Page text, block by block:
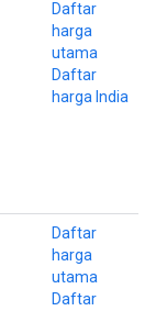
Daftar
harga
utama
Daftar
harga India
Daftar
harga
utama
Daftar